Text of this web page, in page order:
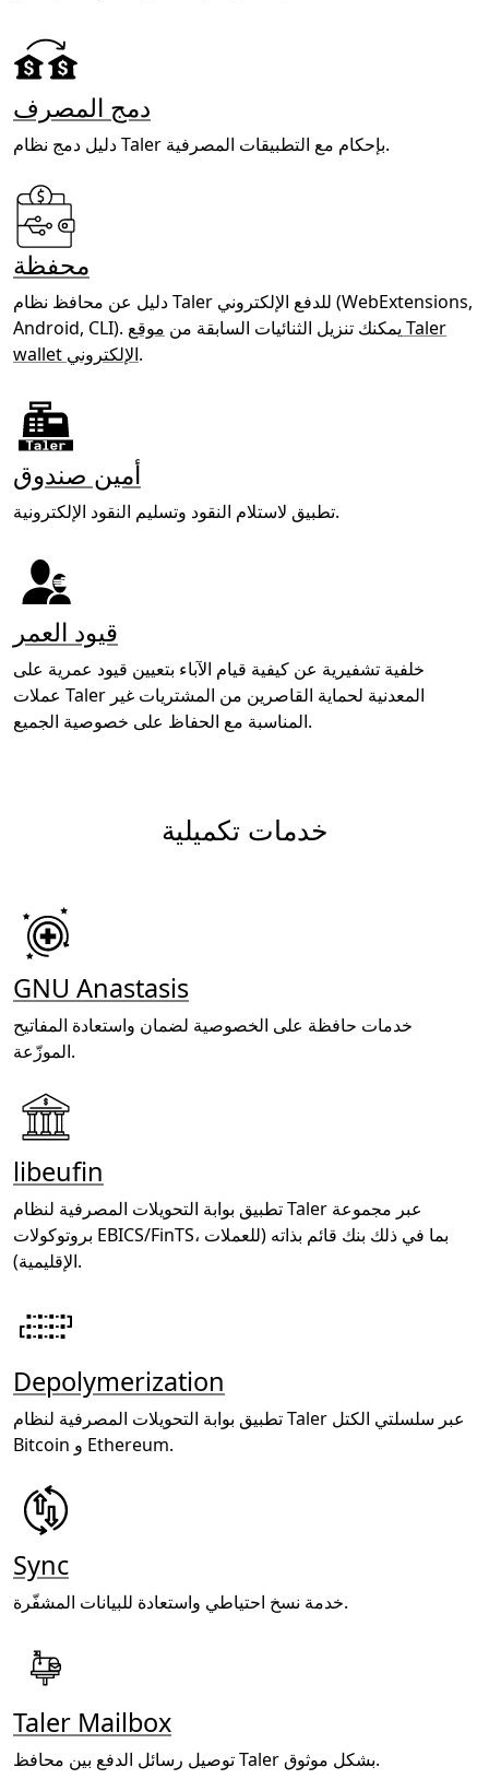
دمج المصرف
دليل دمج نظام Taler بإحكام مع التطبيقات المصرفية.
محفظة
دليل عن محافظ نظام Taler للدفع الإلكتروني (WebExtensions,
Android, CLI). يمكنك تنزيل الثنائيات السابقة من موقع Taler
wallet الإلكتروني.
أمين صندوق
تطبيق لاستلام النقود وتسليم النقود الإلكترونية.
قيود العمر
خلفية تشفيرية عن كيفية قيام الآباء بتعيين قيود عمرية على
عملات Taler المعدنية لحماية القاصرين من المشتريات غير
المناسبة مع الحفاظ على خصوصية الجميع.
خدمات تكميلية
GNU Anastasis
خدمات حافظة على الخصوصية لضمان واستعادة المفاتيح
الموزّعة.
libeufin
تطبيق بوابة التحويلات المصرفية لنظام Taler عبر مجموعة
بروتوكولات EBICS/FinTS، بما في ذلك بنك قائم بذاته (للعملات
الإقليمية).
Depolymerization
تطبيق بوابة التحويلات المصرفية لنظام Taler عبر سلسلتي الكتل
Bitcoin و Ethereum.
Sync
خدمة نسخ احتياطي واستعادة للبيانات المشفّرة.
Taler Mailbox
توصيل رسائل الدفع بين محافظ Taler بشكل موثوق.